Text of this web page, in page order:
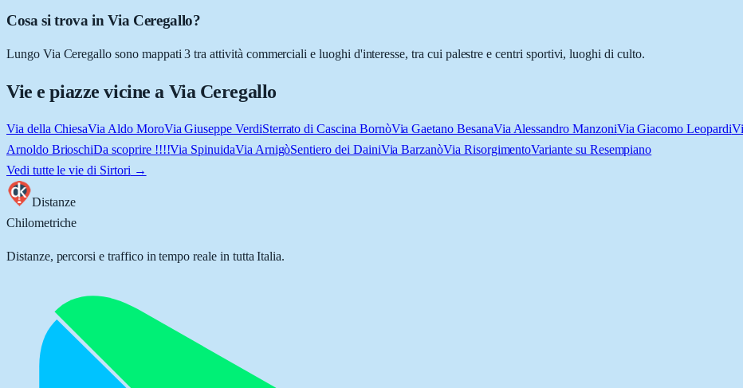
Cosa si trova in Via Ceregallo?
Lungo Via Ceregallo sono mappati 3 tra attività commerciali e luoghi d'interesse, tra cui palestre e centri sportivi, luoghi di culto.
Vie e piazze vicine a Via Ceregallo
Via della ChiesaVia Aldo MoroVia Giuseppe VerdiSterrato di Cascina BornòVia Gaetano BesanaVia Alessandro ManzoniVia Giacomo Leopardi
Arnoldo BrioschiDa scoprire !!!!Via SpinuidaVia ArnigòSentiero dei DainiVia BarzanòVia RisorgimentoVariante su Resempiano
Vedi tutte le vie di Sirtori →
Distanze
Chilometriche
Distanze, percorsi e traffico in tempo reale in tutta Italia.